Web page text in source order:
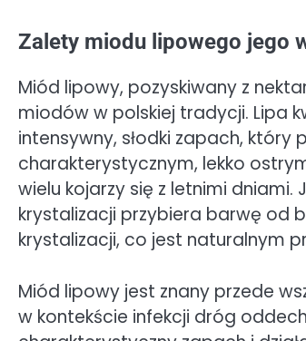
Zalety miodu lipowego jego
Miód lipowy, pozyskiwany z
miodów w polskiej tradycji. Lipa
intensywny, słodki zapach, który
charakterystycznym, lekko
wielu kojarzy się z letnimi
krystalizacji przybiera barwę od
krystalizacji, co jest naturalnym
Miód lipowy jest znany przede
w kontekście infekcji dróg